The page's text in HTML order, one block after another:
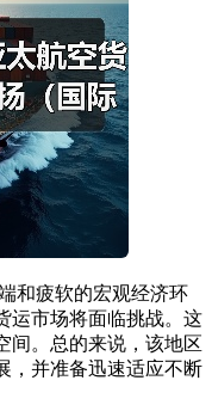
和疲软的宏观经济环
运市场将面临挑战。这
间。总的来说，该地区
，并准备迅速适应不断